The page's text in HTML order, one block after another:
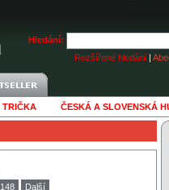
Hledání:
Rozšířené hledání |
TRIČKA ČESKÁ A SLOVENSKÁ
148 Další